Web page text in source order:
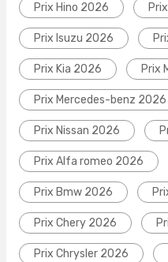
Prix Hino 2026
Prix Isuzu 2026
Prix Kia 2026 Prix
Prix Mercedes-benz 2026
Prix Nissan 2026
Prix Alfa romeo 2026
Prix Bmw 2026
Prix Chery 2026
Prix Chrysler 2026